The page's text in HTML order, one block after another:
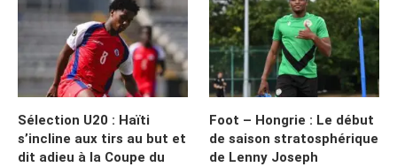
Sélection U20 : Haïti
s’incline aux tirs au but et
dit adieu à la Coupe du
Foot – Hongrie : Le début
de saison stratosphérique
de Lenny Joseph